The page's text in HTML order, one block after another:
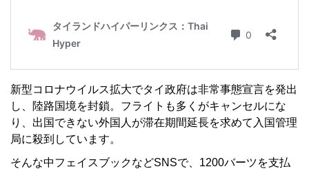
新型コロナウイルス拡大でタイ政府は非常事態宣言を発出
し、陸路国境を封鎖。フライトも多くがキャンセルにな
り、出国できない外国人が滞在期間延長を求めて入国管理
局に殺到しています。
そんな中フェイスブックなどSNSで、1200バーツを支払